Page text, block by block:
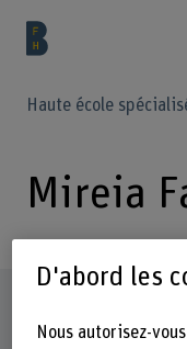
Haute école
Mireia
D'abord les
Nous autorisez-